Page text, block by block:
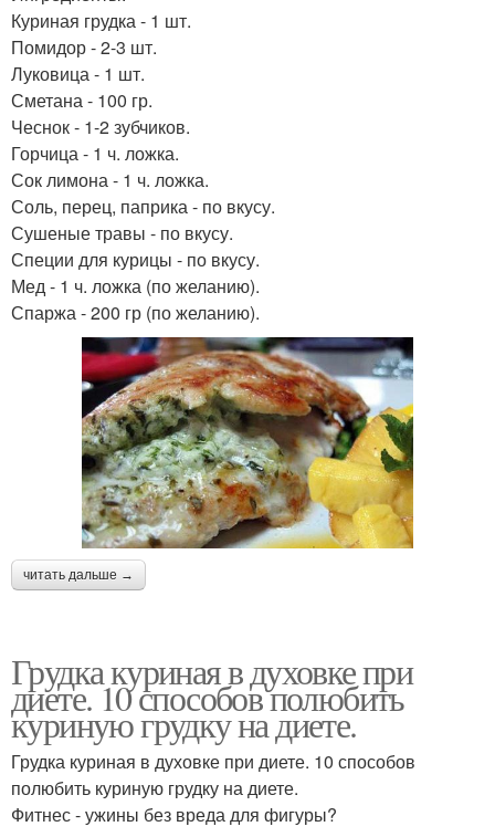
Куриная грудка - 1 шт.
Помидор - 2-3 шт.
Луковица - 1 шт.
Сметана - 100 гр.
Чеснок - 1-2 зубчиков.
Горчица - 1 ч. ложка.
Сок лимона - 1 ч. ложка.
Соль, перец, паприка - по вкусу.
Сушеные травы - по вкусу.
Специи для курицы - по вкусу.
Мед - 1 ч. ложка (по желанию).
Спаржа - 200 гр (по желанию).
читать дальше →
Грудка куриная в духовке при
диете. 10 способов полюбить
куриную грудку на диете.
Грудка куриная в духовке при диете. 10 способов
полюбить куриную грудку на диете.
Фитнес - ужины без вреда для фигуры?